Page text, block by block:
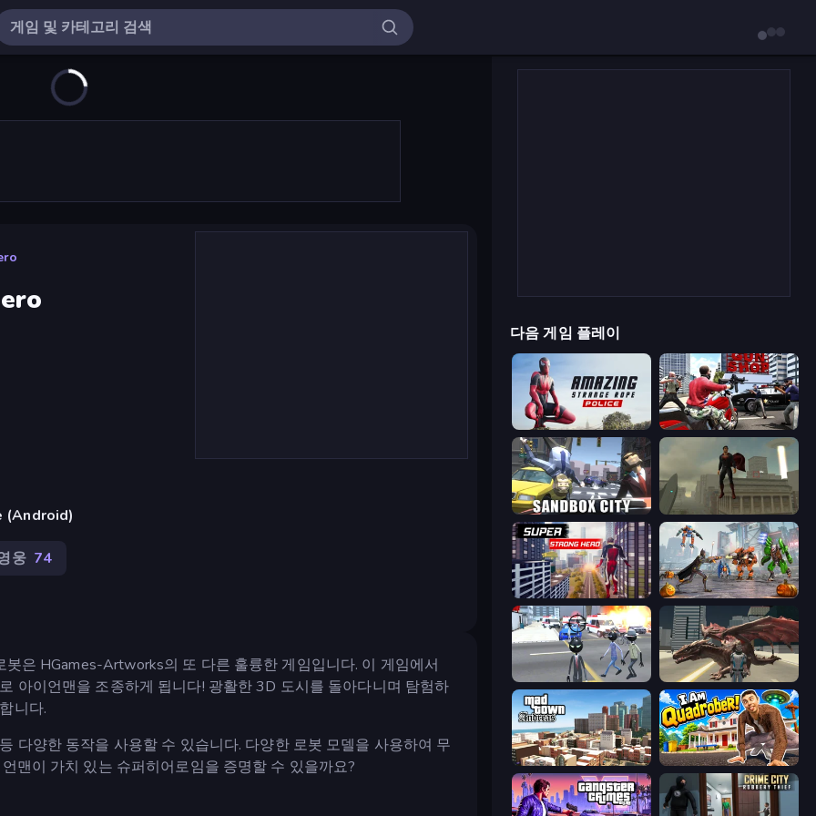
(Android)
웅 74
은 HGames-Artworks의 또 다른 훌륭한 게임입니다. 이 게임에서
아이언맨을 조종하게 됩니다! 광활한 3D 도시를 돌아다니며 탐험하
니다.
다양한 동작을 사용할 수 있습니다. 다양한 로봇 모델을 사용하여 무
맨이 가치 있는 슈퍼히어로임을 증명할 수 있을까요?
다음 게임 플레이
Amazing Strange Rope Police Grand Action Simulator: New York
Sandbox City The Superman - Theme is Aliens
Super Strong Hero Flying Bat Robot Car Transform Game
Amazing Crime Strange Stickman Dragon Vice City
Mad Town Andreas: Mafia Storie I Am Quadrober!